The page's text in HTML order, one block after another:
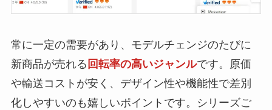
常に一定の需要があり、モデルチェンジのたびに
新商品が売れる 回転率の高いジャンルです。原価
や輸送コストが安く、デザイン性や機能性で差別
化しやすいのも嬉しいポイントです。シリーズご